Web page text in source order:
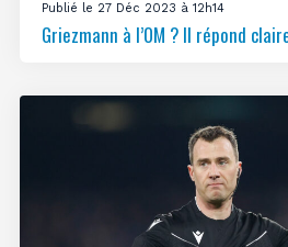
Publié le 27 Déc 2023 à 12h14
Griezmann à l’OM ? Il répond